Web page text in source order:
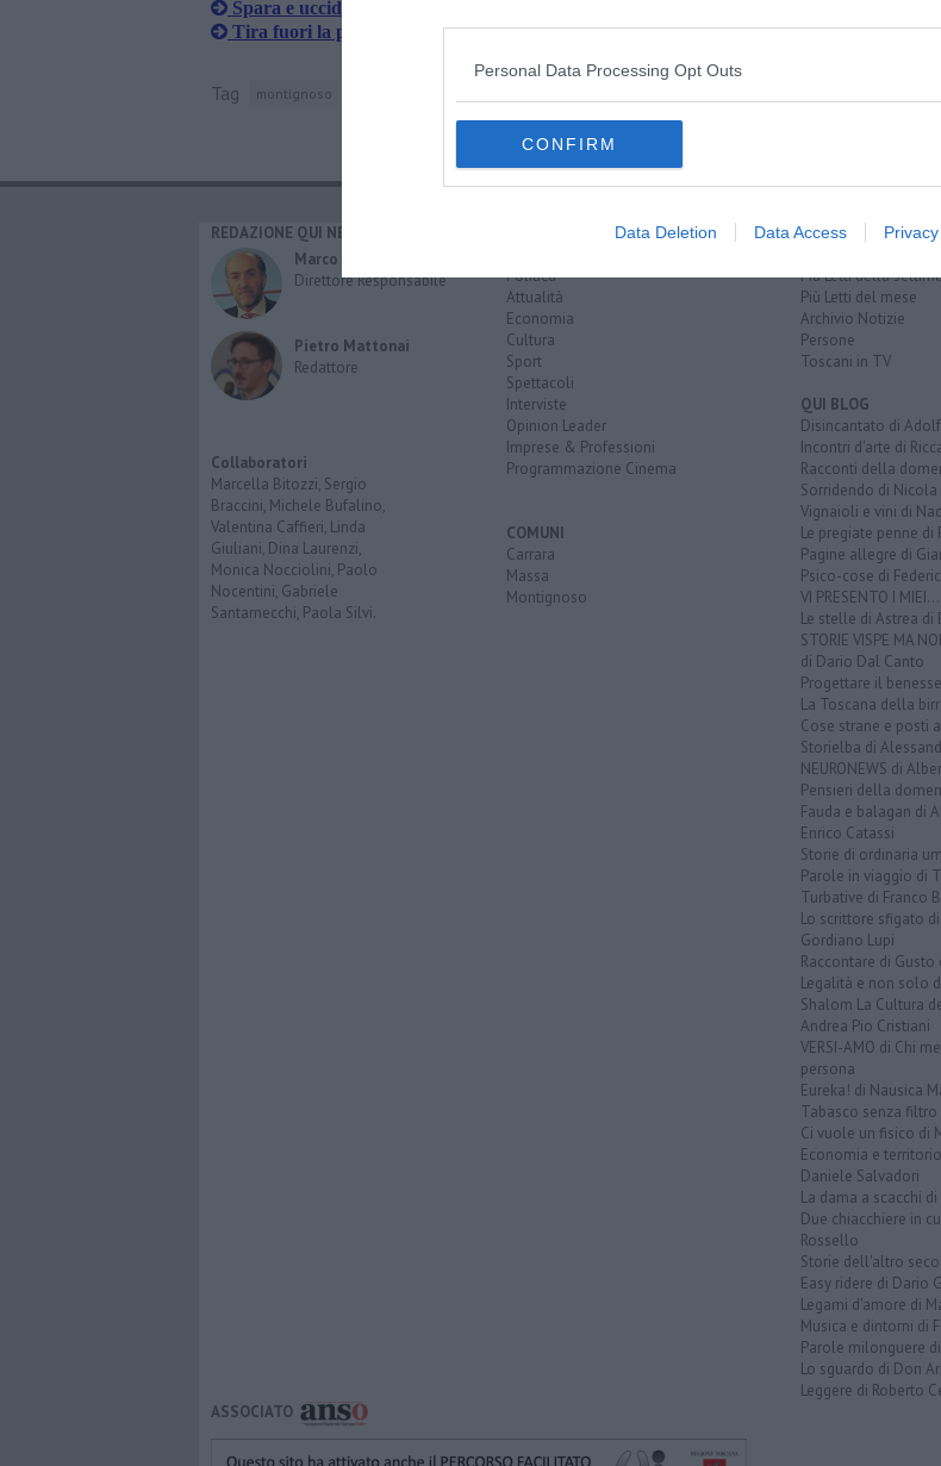
Personal Data Processing Opt Outs
CONFIRM
Data Deletion Data Access
Spara e uccide moglie e figlio
Tira fuori la pistola in auto e parte un colpo
Tag montignoso
REDAZIONE QUI NEWS
Marco Migli
Direttore Responsabile
Pietro Mattonai
Redattore
Collaboratori
Marcella Bitozzi, Sergio
Braccini, Michele Bufalino,
Valentina Caffieri, Linda
Giuliani, Dina Laurenzi,
Monica Nocciolini, Paolo
Nocentini, Gabriele
Santarnecchi, Paola Silvi.
Politica
Attualità
Economia
Cultura
Sport
Spettacoli
Interviste
Opinion Leader
Imprese & Professioni
Programmazione Cinema
COMUNI
Carrara
Massa
Montignoso
RUBRICHE
Più Letti della
Più Letti del mese
Archivio Notizie
Persone
Toscani in TV
QUI BLOG
Disincantato di
Incontri d'arte di
Racconti della
Sorridendo di Nicola
Vignaioli e vini di
Le pregiate penne di
Pagine allegre di
Psico-cose di
VI PRESENTO I
Le stelle di Astrea di
STORIE VISPE MA
di Dario Dal Canto
Progettare il
La Toscana della
Cose strane e posti
Storielba di
NEURONEWS di
Pensieri della
Fauda e balagan di
Enrico Catassi
Storie di ordinaria
Parole in viaggio di
Turbative di Franco
Lo scrittore sfigato
Gordiano Lupi
Raccontare di Gusto
Legalità e non solo
Shalom La Cultura
Andrea Pio Cristiani
VERSI-AMO di Chi
persona
Eureka! di Nausica
Tabasco senza
Ci vuole un fisico di
Economia e
Daniele Salvadori
La dama a scacchi
Due chiacchiere in
Rossello
Storie dell'altro
Easy ridere di Dario
Legami d'amore di
Musica e dintorni di
Parole milonguere
Lo sguardo di Don
Leggere di Roberto
ASSOCIATO